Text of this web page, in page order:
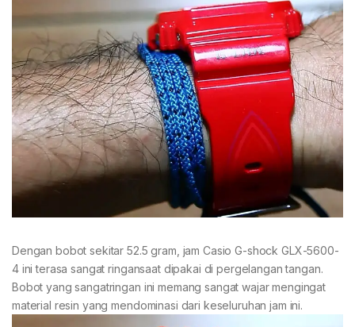
Dengan bobot sekitar 52.5 gram, jam Casio G-shock GLX-5600-
4 ini terasa sangat ringansaat dipakai di pergelangan tangan.
Bobot yang sangatringan ini memang sangat wajar mengingat
material resin yang mendominasi dari keseluruhan jam ini.